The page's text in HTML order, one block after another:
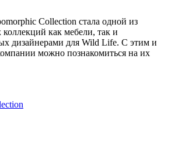
Collection стала одной из
как мебели, так и
дизайнерами для Wild Life. C этим и
можно познакомиться на их